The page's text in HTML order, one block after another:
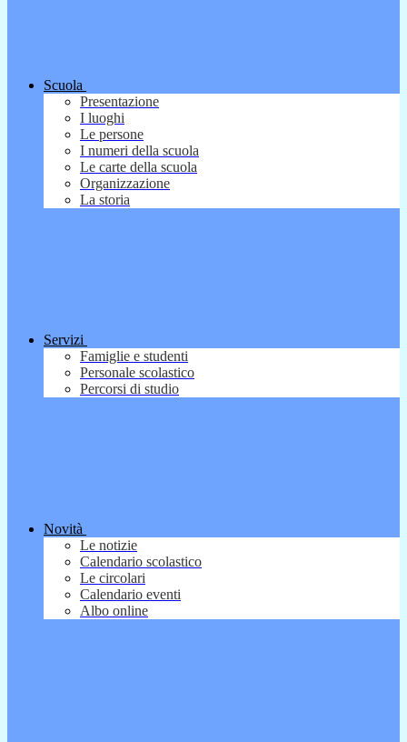
Scuola
Presentazione
I luoghi
Le persone
I numeri della scuola
Le carte della scuola
Organizzazione
La storia
Servizi
Famiglie e studenti
Personale scolastico
Percorsi di studio
Novità
Le notizie
Calendario scolastico
Le circolari
Calendario eventi
Albo online